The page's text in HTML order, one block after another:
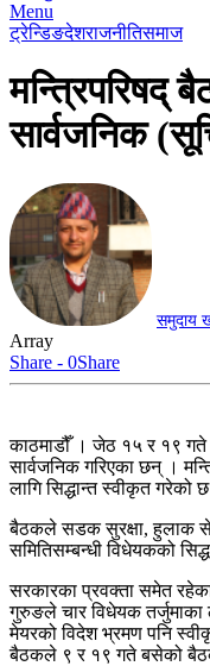
Menu
ट्रेन्डिङदेशराजनीतिसमाज
मन्त्रिपरिषद्
सार्वजनिक
समुदाय
Array
Share - 0Share
काठमाडौँ । जेठ १५ र १९ गते
सार्वजनिक गरिएका छन् ।
लागि सिद्धान्त स्वीकृत गरेको
बैठकले सडक सुरक्षा, हुलाक
समितिसम्बन्धी विधेयकको
सरकारका प्रवक्ता समेत
गुरुङले चार विधेयक तर्जुमाका
मेयरको विदेश भ्रमण पनि
बैठकले ९ र १९ गते बसेको